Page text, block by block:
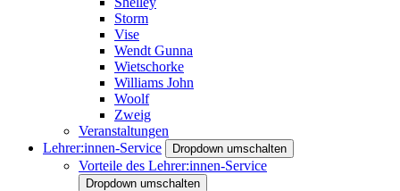
Storm
Vise
Wendt Gunna
Wietschorke
Williams John
Woolf
Zweig
Veranstaltungen
Lehrer:innen-Service
Dropdown umschalten
Vorteile des Lehrer:innen-Service
Dropdown umschalten